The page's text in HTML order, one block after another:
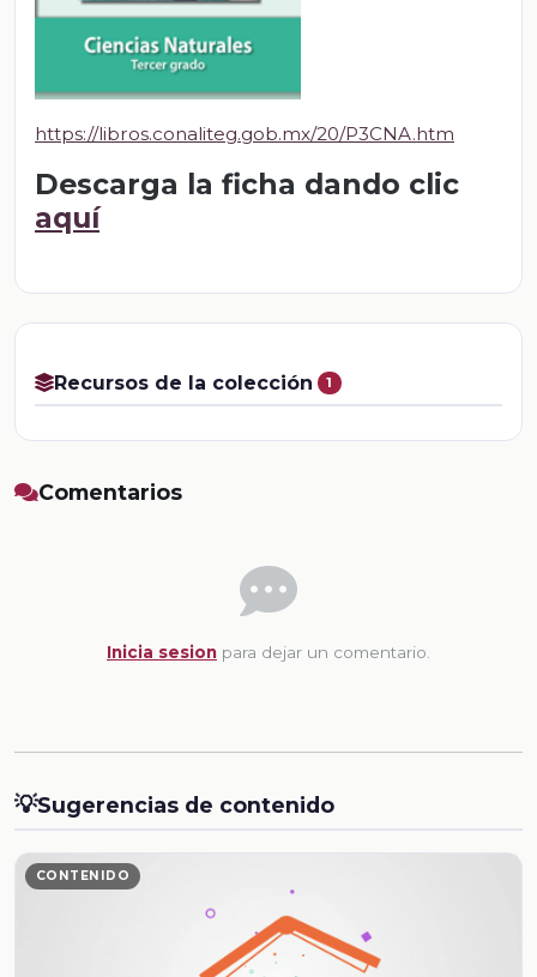
https://libros.conaliteg.gob.mx/20/P3CNA.htm
Descarga la ficha dando clic
aquí
Recursos de la colección 1
Comentarios
Inicia sesion para dejar un comentario.
💡Sugerencias de contenido
CONTENIDO